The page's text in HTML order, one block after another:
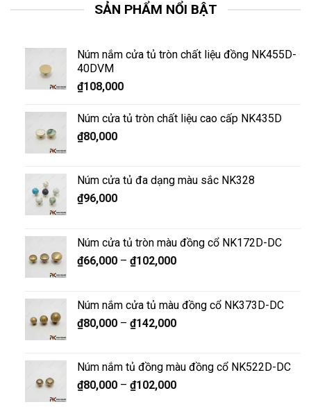
SẢN PHẨM NỔI BẬT
Núm nắm cửa tủ tròn chất liệu đồng NK455D-
40DVM
₫108,000
Núm cửa tủ tròn chất liệu cao cấp NK435D
₫80,000
Núm cửa tủ đa dạng màu sắc NK328
₫96,000
Núm cửa tủ tròn màu đồng cổ NK172D-DC
₫66,000– ₫102,000
Núm nắm cửa tủ màu đồng cổ NK373D-DC
₫80,000– ₫142,000
Núm nắm tủ đồng màu đồng cổ NK522D-DC
₫80,000– ₫102,000